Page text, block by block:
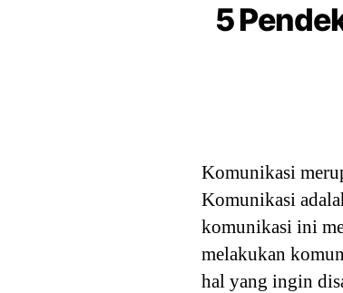
5
Komunikasi
Komunikasi
komunikasi ini
melakukan
hal yang ingin